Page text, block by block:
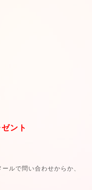
ト
ールで問い合わせからか、